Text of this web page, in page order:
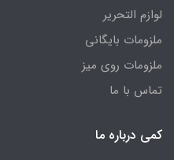
لوازم التحریر
ملزومات بایگانی
ملزومات روی میز
تماس با ما
کمی درباره ما